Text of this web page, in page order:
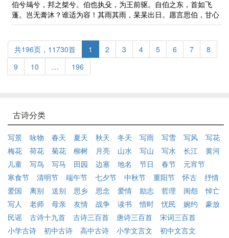
伯兮朅兮，邦之桀兮。伯也执殳，为王前驱。自伯之东，首如飞
蓬。岂无膏沐？谁适为容！其雨其雨，杲杲出日。愿言思伯，甘心
首疾。焉得谖草？言树之背。愿言思伯。使我心痗。
共196页，11730首 1 2 3 4 5 6 7
8
9
10 … 196
古诗分类
写景 咏物 春天 夏天 秋天 冬天 写雨 写雪 写风
写花
梅花
荷花 菊花 柳树 月亮 山水 写山 写水 长江
黄河
儿童
写鸟 写马 田园 边塞 地名 节日 春节
元宵节
寒食节
清明节 端午节 七夕节 中秋节 重阳节 怀古
抒情
爱国
离别 送别 思乡 思念 爱情 励志 哲理 闺怨
悼亡
写人
老师 母亲 友情 战争 读书 惜时 忧民 婉约
豪放
民谣
古诗十九首 古诗三百首 唐诗三百首
宋词三百首
小学古诗
初中古诗 高中古诗 小学文言文
初中文言文